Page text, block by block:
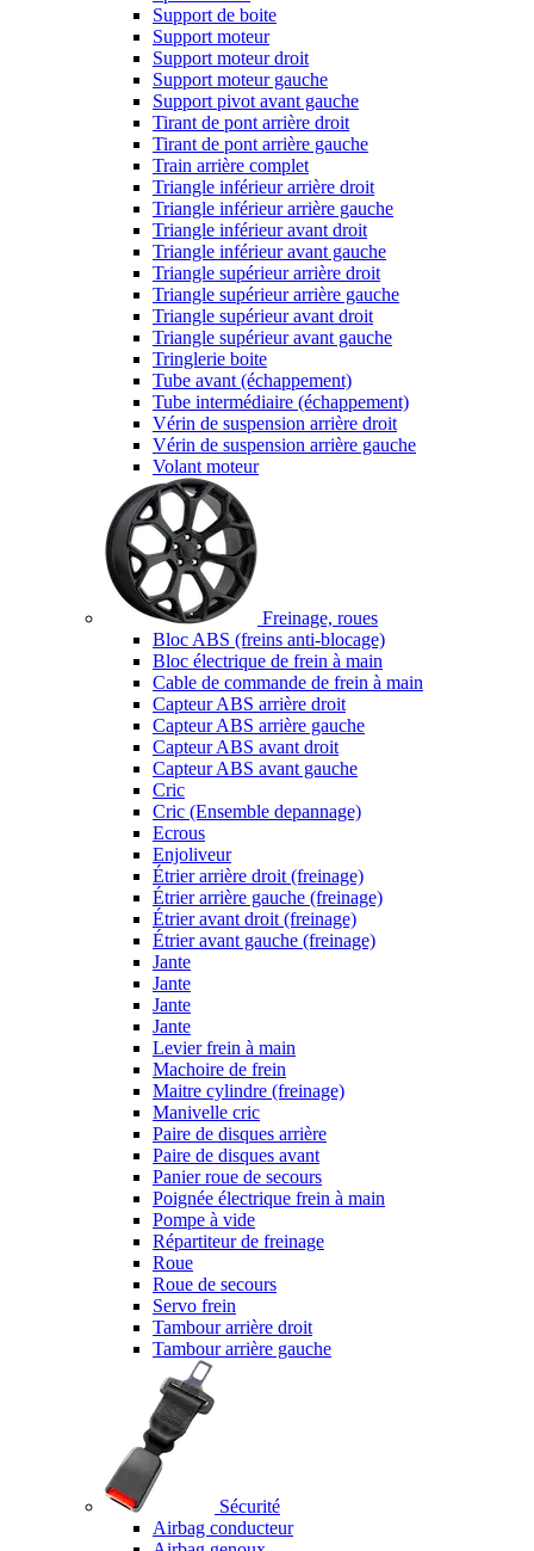
Support de boite
Support moteur
Support moteur droit
Support moteur gauche
Support pivot avant gauche
Tirant de pont arrière droit
Tirant de pont arrière gauche
Train arrière complet
Triangle inférieur arrière droit
Triangle inférieur arrière gauche
Triangle inférieur avant droit
Triangle inférieur avant gauche
Triangle supérieur arrière droit
Triangle supérieur arrière gauche
Triangle supérieur avant droit
Triangle supérieur avant gauche
Tringlerie boite
Tube avant (échappement)
Tube intermédiaire (échappement)
Vérin de suspension arrière droit
Vérin de suspension arrière gauche
Volant moteur
Freinage, roues
Bloc ABS (freins anti-blocage)
Bloc électrique de frein à main
Cable de commande de frein à main
Capteur ABS arrière droit
Capteur ABS arrière gauche
Capteur ABS avant droit
Capteur ABS avant gauche
Cric
Cric (Ensemble depannage)
Ecrous
Enjoliveur
Étrier arrière droit (freinage)
Étrier arrière gauche (freinage)
Étrier avant droit (freinage)
Étrier avant gauche (freinage)
Jante
Jante
Jante
Jante
Levier frein à main
Machoire de frein
Maitre cylindre (freinage)
Manivelle cric
Paire de disques arrière
Paire de disques avant
Panier roue de secours
Poignée électrique frein à main
Pompe à vide
Répartiteur de freinage
Roue
Roue de secours
Servo frein
Tambour arrière droit
Tambour arrière gauche
Sécurité
Airbag conducteur